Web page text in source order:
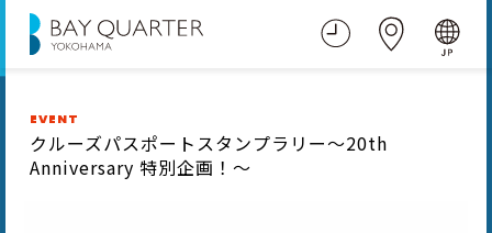
EVENT
クルーズパスポートスタンプラリー～20th
Anniversary 特別企画！～